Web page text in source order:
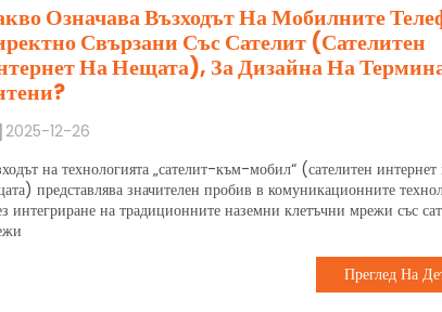
Означава Възходът На Мобилните
Свързани Със Сателит (сателитен
На Нещата), За Дизайна На
2025-12-26
на технологията „сателит-към-мобил“ (сателитен интернет
представлява значителен пробив в комуникационните
интегриране на традиционните наземни клетъчни мрежи със
Преглед На